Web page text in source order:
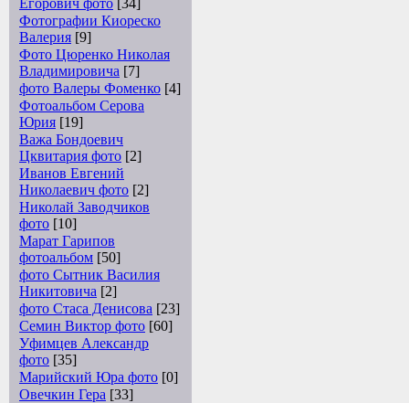
Егорович фото [34]
Фотографии Киореско
Валерия [9]
Фото Цюренко Николая
Владимировича [7]
фото Валеры Фоменко [4]
Фотоальбом Серова
Юрия [19]
Важа Бондоевич
Цквитария фото [2]
Иванов Евгений
Николаевич фото [2]
Николай Заводчиков
фото [10]
Марат Гарипов
фотоальбом [50]
фото Сытник Василия
Никитовича [2]
фото Стаса Денисова [23]
Семин Виктор фото [60]
Уфимцев Александр
фото [35]
Марийский Юра фото [0]
Овечкин Гера [33]